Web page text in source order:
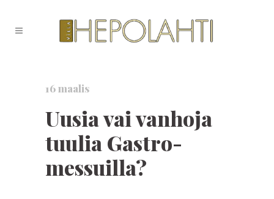
16 maalis
Uusia vai vanhoja
tuulia Gastro-
messuilla?